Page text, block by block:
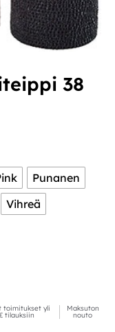
38
Punanen
Vihreä
toimitukset yli
tilauksiin
Maksuton
nouto